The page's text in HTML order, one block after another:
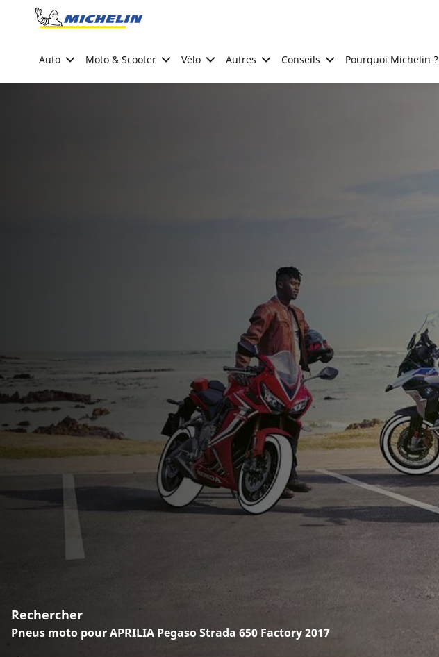
Go to page content
Auto Moto & Scooter Vélo Autres Conseils Pourquoi Michelin ?
Rechercher
Pneus moto pour APRILIA Pegaso Strada 650 Factory 2017